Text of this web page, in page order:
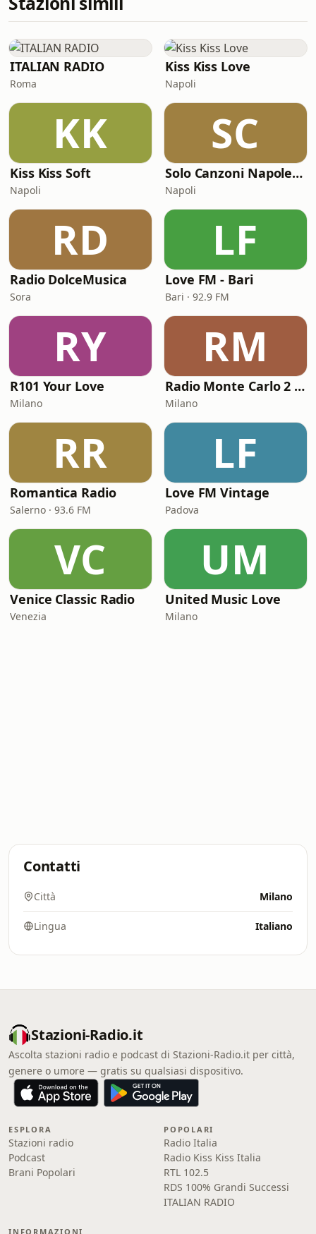
ITALIAN RADIO
Roma
Kiss Kiss Love
Napoli
KK
Kiss Kiss Soft
Napoli
SC
Solo Canzoni Napoletane
Napoli
RD
Radio DolceMusica
Sora
LF
Love FM - Bari
Bari · 92.9 FM
RY
R101 Your Love
Milano
RM
Radio Monte Carlo 2 - Amor Latino
Milano
RR
Romantica Radio
Salerno · 93.6 FM
LF
Love FM Vintage
Padova
VC
Venice Classic Radio
Venezia
UM
United Music Love
Milano
Contatti
Città Milano
Lingua Italiano
Stazioni-Radio.it
Ascolta stazioni radio e podcast di Stazioni-Radio.it per città,
genere o umore — gratis su qualsiasi dispositivo.
ESPLORA
Stazioni radio
Podcast
Brani Popolari
POPOLARI
Radio Italia
Radio Kiss Kiss Italia
RTL 102.5
RDS 100% Grandi Successi
ITALIAN RADIO
INFORMAZIONI